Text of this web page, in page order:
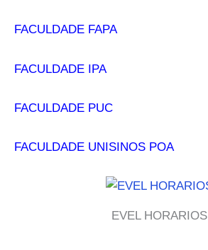
FACULDADE FAPA
FACULDADE IPA
FACULDADE PUC
FACULDADE UNISINOS POA
EVEL HORARIOS